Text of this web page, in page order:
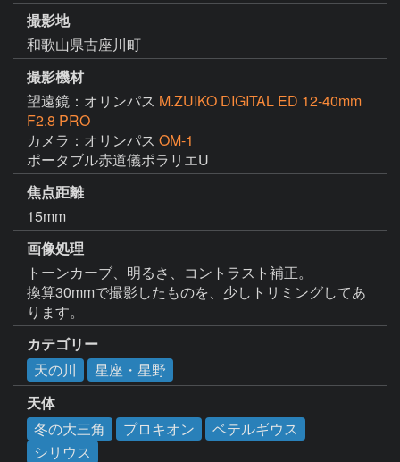
撮影地
和歌山県古座川町
撮影機材
望遠鏡：オリンパス M.ZUIKO DIGITAL ED 12-40mm
F2.8 PRO
カメラ：オリンパス OM-1
ポータブル赤道儀ポラリエU
焦点距離
15mm
画像処理
トーンカーブ、明るさ、コントラスト補正。
換算30mmで撮影したものを、少しトリミングしてあ
ります。
カテゴリー
天の川
星座・星野
天体
冬の大三角
プロキオン
ベテルギウス
シリウス